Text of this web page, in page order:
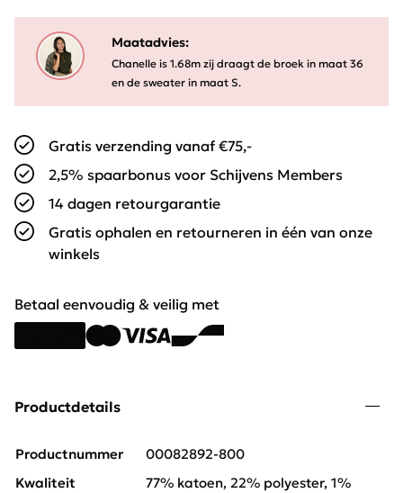
Maatadvies:
Chanelle is 1.68m zij draagt de broek in maat 36
en de sweater in maat S.
Gratis verzending vanaf €75,-
2,5% spaarbonus voor Schijvens Members
14 dagen retourgarantie
Gratis ophalen en retourneren in één van onze
winkels
Betaal eenvoudig & veilig met
Productdetails
Productnummer
00082892-800
Kwaliteit
77% katoen, 22% polyester, 1%